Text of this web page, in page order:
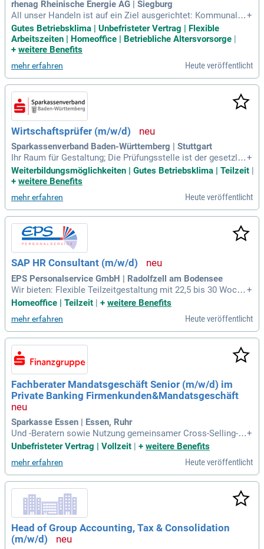
rhenag Rheinische Energie AG | Siegburg
All unser Handeln ist auf ein Ziel ausgerichtet: Kommunale
Versorgungsunternehmen erfolgreich zu machen und ihre H
andlungsfähigkeit und Gestaltungskraft abzusichern.
+
Gutes Betriebsklima | Unbefristeter Vertrag | Flexible
Arbeitszeiten | Homeoffice | Betriebliche Altersvorsorge |
+ weitere Benefits
mehr erfahren Heute veröffentlicht
Wirtschaftsprüfer (m/w/d)
Sparkassenverband Baden-Württemberg | Stuttgart
Ihr Raum für Gestaltung; Die Prüfungsstelle ist der gesetzlic
he Abschlussprüfer der Sparkassen in Baden-Württemberg
mit einem vielseitigen und verantwortungsvollen Aufgabeng
+
Weiterbildungsmöglichkeiten | Gutes Betriebsklima | Teilzeit
+ weitere Benefits
mehr erfahren Heute veröffentlicht
SAP HR Consultant (m/w/d)
EPS Personalservice GmbH | Radolfzell am Bodensee
Wir bieten: Flexible Teilzeitgestaltung mit 22,5 bis 30 Woche
nstunden; Hybrid Working mit hohem Homeoffice-Anteil (c
kte; Eigenverantwortliches Arbeiten mit großem Gestaltung
sspielraum; Moderne
+
Homeoffice | Teilzeit | + weitere Benefits
mehr erfahren Heute veröffentlicht
Fachberater Mandatsgeschäft Senior (m/w/d) im
Private Banking Firmenkunden&Mandatsgeschäft
Sparkasse Essen | Essen, Ruhr
Und -Beratern sowie Nutzung gemeinsamer Cross-Selling-P
otenziale; Mitwirkung an der Weiterentwicklung unseres Lei
stungsangebots sowie der fachlichen Ausgestaltung des Be
reichs Private Banking Firmenkunden & Mandatsgeschäft.
+
Unbefristeter Vertrag | Vollzeit | + weitere Benefits
mehr erfahren Heute veröffentlicht
Head of Group Accounting, Tax & Consolidation
(m/w/d)